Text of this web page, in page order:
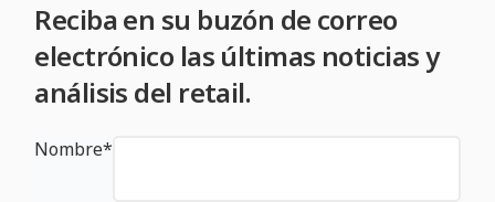
Reciba en su buzón de correo
electrónico las últimas noticias y
análisis del retail.
Nombre*